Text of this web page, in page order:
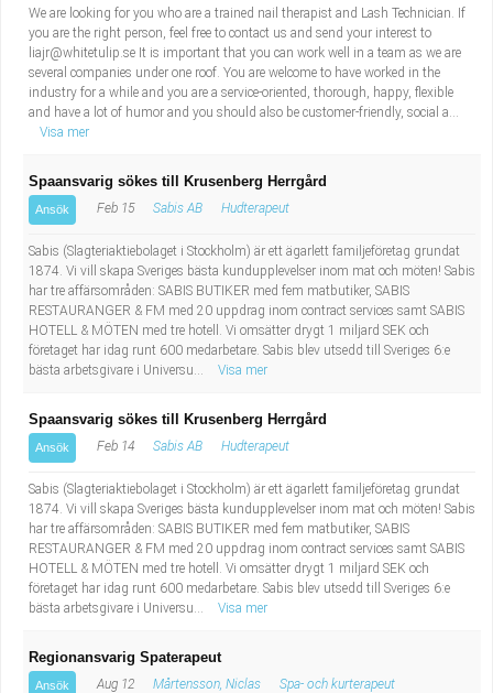
We are looking for you who are a trained nail therapist and Lash Technician. If
you are the right person, feel free to contact us and send your interest to
liajr@whitetulip.se It is important that you can work well in a team as we are
several companies under one roof. You are welcome to have worked in the
industry for a while and you are a service-oriented, thorough, happy, flexible
and have a lot of humor and you should also be customer-friendly, social a...
Visa mer
Spaansvarig sökes till Krusenberg Herrgård
Ansök Feb 15 Sabis AB Hudterapeut
Sabis (Slagteriaktiebolaget i Stockholm) är ett ägarlett familjeföretag grundat
1874. Vi vill skapa Sveriges bästa kundupplevelser inom mat och möten! Sabis
har tre affärsområden: SABIS BUTIKER med fem matbutiker, SABIS
RESTAURANGER & FM med 20 uppdrag inom contract services samt SABIS
HOTELL & MÖTEN med tre hotell. Vi omsätter drygt 1 miljard SEK och
företaget har idag runt 600 medarbetare. Sabis blev utsedd till Sveriges 6:e
bästa arbetsgivare i Universu...
Visa mer
Spaansvarig sökes till Krusenberg Herrgård
Ansök Feb 14 Sabis AB Hudterapeut
Sabis (Slagteriaktiebolaget i Stockholm) är ett ägarlett familjeföretag grundat
1874. Vi vill skapa Sveriges bästa kundupplevelser inom mat och möten! Sabis
har tre affärsområden: SABIS BUTIKER med fem matbutiker, SABIS
RESTAURANGER & FM med 20 uppdrag inom contract services samt SABIS
HOTELL & MÖTEN med tre hotell. Vi omsätter drygt 1 miljard SEK och
företaget har idag runt 600 medarbetare. Sabis blev utsedd till Sveriges 6:e
bästa arbetsgivare i Universu...
Visa mer
Regionansvarig Spaterapeut
Ansök Aug 12 Mårtensson, Niclas Spa- och kurterapeut